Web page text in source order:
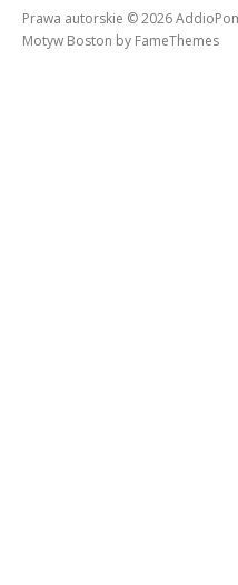
Prawa autorskie © 2026
Motyw Boston by FameThemes